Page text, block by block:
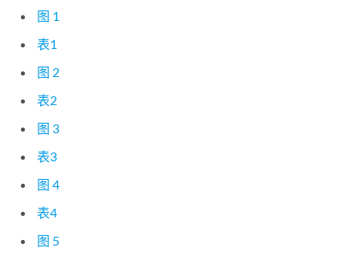
图 1
表1
图 2
表2
图 3
表3
图 4
表4
图 5